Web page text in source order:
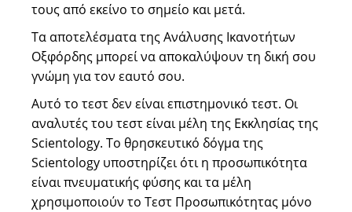
τους από εκείνο το σημείο και μετά.
Τα αποτελέσματα της Ανάλυσης Ικανοτήτων
Οξφόρδης μπορεί να αποκαλύψουν τη δική σου
γνώμη για τον εαυτό σου.
Αυτό το τεστ δεν είναι επιστημονικό τεστ. Οι
αναλυτές του τεστ είναι μέλη της Εκκλησίας της
Scientology. Το θρησκευτικό δόγμα της
Scientology υποστηρίζει ότι η προσωπικότητα
είναι πνευματικής φύσης και τα μέλη
χρησιμοποιούν το Τεστ Προσωπικότητας μόνο